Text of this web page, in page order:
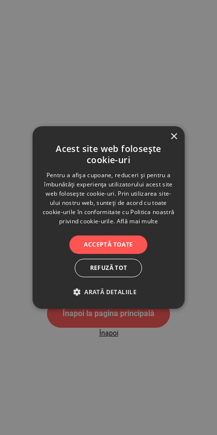
500
Înapoi la pagina principală
Înapoi
×
Acest site web folosește
cookie-uri
Pentru a afișa cupoane, reduceri și pentru a
îmbunătăți experiența utilizatorului acest site
web folosește cookie-uri. Prin utilizarea site-
ului nostru web, sunteți de acord cu toate
cookie-urile în conformitate cu Politica noastră
privind cookie-urile. Află mai multe
ACCEPTĂ TOATE
REFUZĂ TOT
ARATĂ DETALIILE